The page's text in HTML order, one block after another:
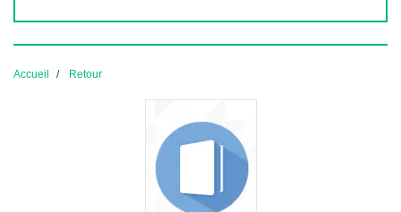
Accueil Retour